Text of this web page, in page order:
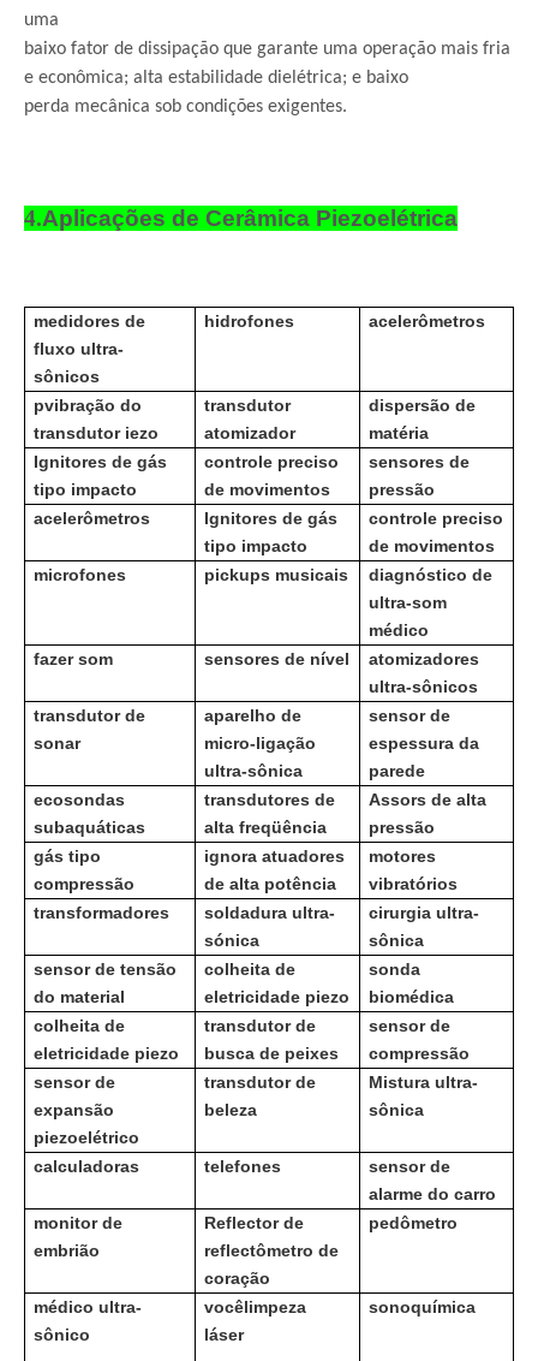
uma
baixo fator de dissipação que garante uma operação mais fria
e econômica; alta estabilidade dielétrica; e baixo
perda mecânica sob condições exigentes.
4.Aplicações de Cerâmica Piezoelétrica
medidores de
fluxo ultra-
sônicos
hidrofones acelerômetros
pvibração do
transdutor iezo
transdutor
atomizador
dispersão de
matéria
Ignitores de gás
tipo impacto
controle preciso
de movimentos
sensores de
pressão
acelerômetros
Ignitores de gás
tipo impacto
controle preciso
de movimentos
microfones
pickups musicais
diagnóstico de
ultra-som
médico
fazer som
sensores de nível
atomizadores
ultra-sônicos
transdutor de
sonar
aparelho de
micro-ligação
ultra-sônica
sensor de
espessura da
parede
ecosondas
subaquáticas
transdutores de
alta freqüência
Assors de alta
pressão
gás tipo
compressão
ignora atuadores
de alta potência
motores
vibratórios
transformadores
soldadura ultra-
sónica
cirurgia ultra-
sônica
sensor de tensão
do material
colheita de
eletricidade piezo
sonda
biomédica
colheita de
eletricidade piezo
transdutor de
busca de peixes
sensor de
compressão
sensor de
expansão
piezoelétrico
transdutor de
beleza
Mistura ultra-
sônica
calculadoras telefones
sensor de
alarme do carro
monitor de
embrião
Reflector de
reflectômetro de
coração
pedômetro
médico ultra-
sônico
vocêlimpeza
láser
sonoquímica